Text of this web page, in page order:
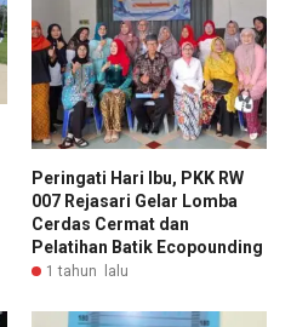
Peringati Hari Ibu, PKK RW
007 Rejasari Gelar Lomba
Cerdas Cermat dan
Pelatihan Batik Ecopounding
1 tahun lalu